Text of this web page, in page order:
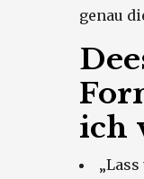
genau
ich